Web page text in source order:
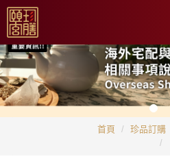
首頁 珍品訂購